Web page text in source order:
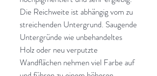
Die Reichweite ist abhängig vom zu
streichenden Untergrund. Saugende
Untergründe wie unbehandeltes
Holz oder neu verputzte
Wandflächen nehmen viel Farbe auf